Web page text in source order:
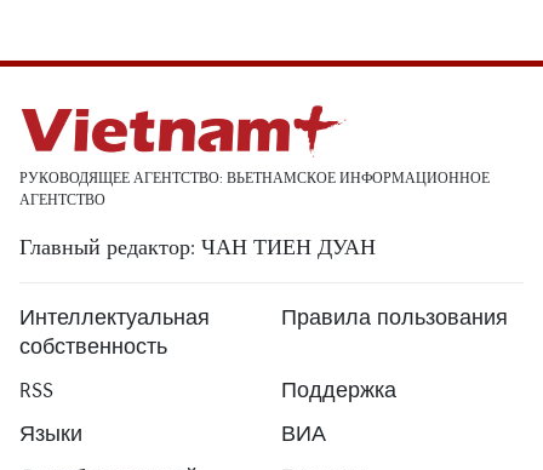
РУКОВОДЯЩЕЕ АГЕНТСТВО: ВЬЕТНАМСКОЕ ИНФОРМАЦИОННОЕ
АГЕНТСТВО
Главный редактор: ЧАН ТИЕН ДУАН
Интеллектуальная
собственность
Правила пользования
RSS
Поддержка
Языки
ВИА